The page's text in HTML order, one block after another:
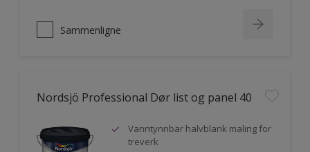
Sammenligne
Nordsjö Professional Dør list og panel 40
Vanntynnbar halvblank maling for
treverk